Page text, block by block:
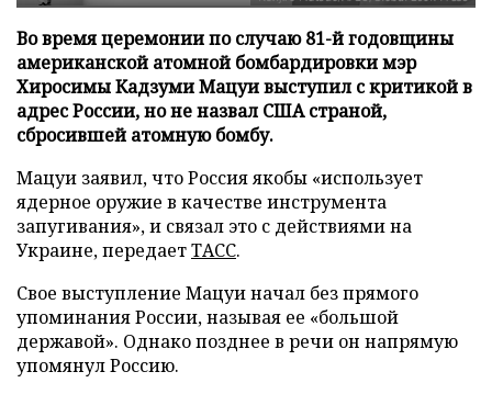
Во время церемонии по случаю 81-й годовщины
американской атомной бомбардировки мэр
Хиросимы Кадзуми Мацуи выступил с критикой в
адрес России, но не назвал США страной,
сбросившей атомную бомбу.
Мацуи заявил, что Россия якобы «использует
ядерное оружие в качестве инструмента
запугивания», и связал это с действиями на
Украине, передаетТАСС.
Свое выступление Мацуи начал без прямого
упоминания России, называя ее «большой
державой». Однако позднее в речи он напрямую
упомянул Россию.